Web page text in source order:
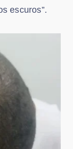
escuros”.